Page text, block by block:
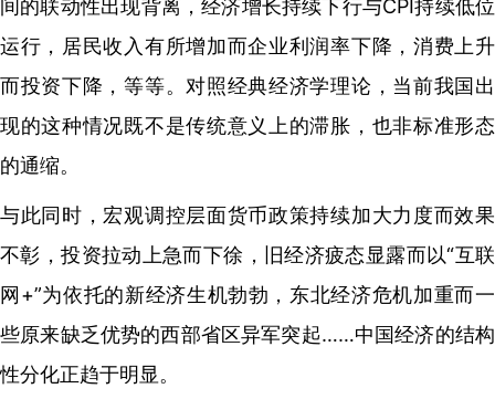
间的联动性出现背离，经济增长持续下行与CPI持续低位
运行，居民收入有所增加而企业利润率下降，消费上升
而投资下降，等等。对照经典经济学理论，当前我国出
现的这种情况既不是传统意义上的滞胀，也非标准形态
的通缩。
与此同时，宏观调控层面货币政策持续加大力度而效果
不彰，投资拉动上急而下徐，旧经济疲态显露而以“互联
网+”为依托的新经济生机勃勃，东北经济危机加重而一
些原来缺乏优势的西部省区异军突起……中国经济的结构
性分化正趋于明显。